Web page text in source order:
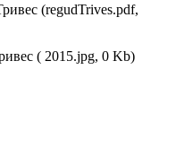
(regudTrives.pdf,
( 2015.jpg, 0 Kb)